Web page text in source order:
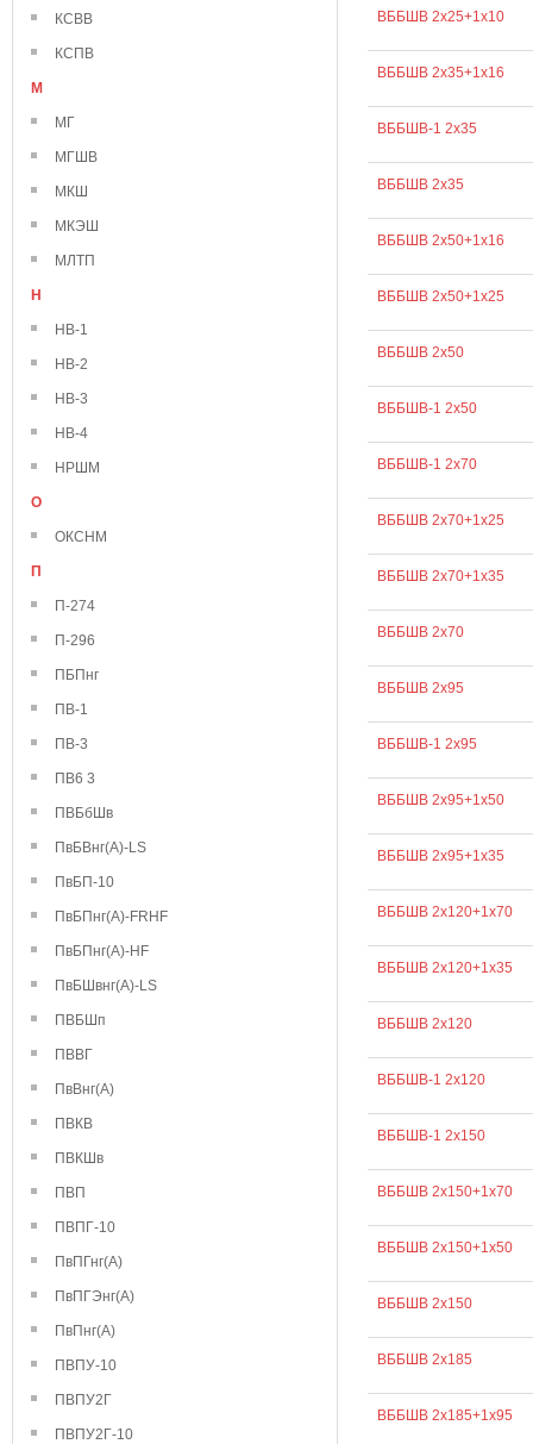
КСВВ
КСПВ
М
МГ
МГШВ
МКШ
МКЭШ
МЛТП
Н
НВ-1
НВ-2
НВ-3
НВ-4
НРШМ
О
ОКСНМ
П
П-274
П-296
ПБПнг
ПВ-1
ПВ-3
ПВ6 3
ПВБбШв
ПвБВнг(А)-LS
ПвБП-10
ПвБПнг(А)-FRHF
ПвБПнг(А)-HF
ПвБШвнг(А)-LS
ПВБШп
ПВВГ
ПвВнг(А)
ПВКВ
ПВКШв
ПВП
ПВПГ-10
ПвПГнг(А)
ПвПГЭнг(А)
ПвПнг(А)
ПВПУ-10
ПВПУ2Г
ПВПУ2Г-10
ВББШВ 2х25+1х10
ВББШВ 2х35+1х16
ВББШВ-1 2х35
ВББШВ 2х35
ВББШВ 2х50+1х16
ВББШВ 2х50+1х25
ВББШВ 2х50
ВББШВ-1 2х50
ВББШВ-1 2х70
ВББШВ 2х70+1х25
ВББШВ 2х70+1х35
ВББШВ 2х70
ВББШВ 2х95
ВББШВ-1 2х95
ВББШВ 2х95+1х50
ВББШВ 2х95+1х35
ВББШВ 2х120+1х70
ВББШВ 2х120+1х35
ВББШВ 2х120
ВББШВ-1 2х120
ВББШВ-1 2х150
ВББШВ 2х150+1х70
ВББШВ 2х150+1х50
ВББШВ 2х150
ВББШВ 2х185
ВББШВ 2х185+1х95